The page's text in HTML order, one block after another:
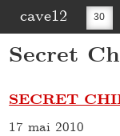
cave12 30
16
Secret
SECRET
17 mai 2010